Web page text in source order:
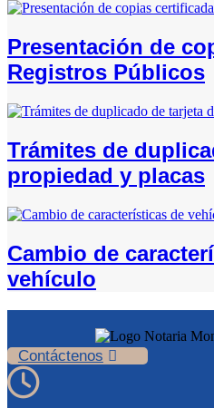
Presentación de
Registros Públicos
Trámites de
propiedad y placas
Cambio de
vehículo
Contáctenos
